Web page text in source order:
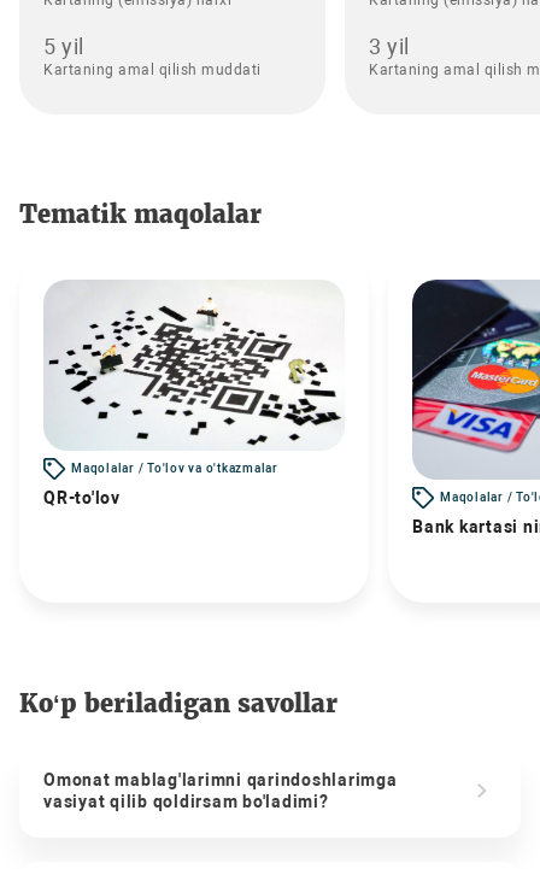
5 yil
Kartaning amal qilish muddati
3 yil
Kartaning amal qilish
Tematik maqolalar
Maqolalar / To'lov va o'tkazmalar
QR-to'lov Maqolalar /
Bank kartasi
Ko‘p beriladigan savollar
Omonat mablag'larimni qarindoshlarimga
vasiyat qilib qoldirsam bo'ladimi?